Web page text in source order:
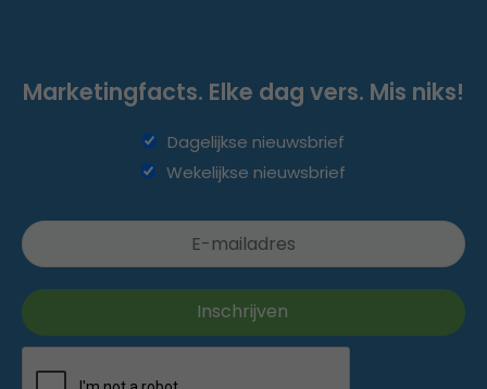
Marketingfacts. Elke dag vers. Mis niks!
Dagelijkse nieuwsbrief
Wekelijkse nieuwsbrief